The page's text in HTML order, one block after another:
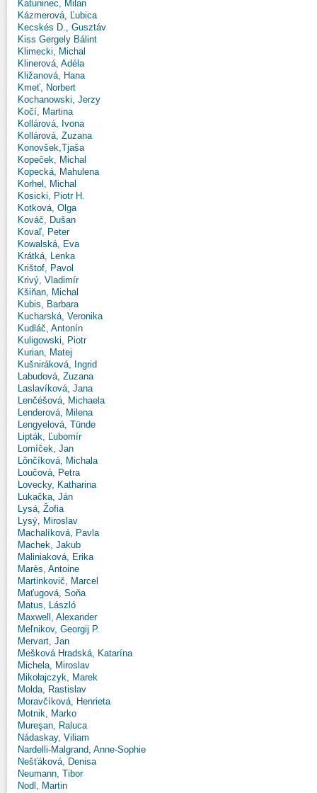
Katuninec, Milan
Kázmerová, Ľubica
Kecskés D., Gusztáv
Kiss Gergely Bálint
Klimecki, Michal
Klinerová, Adéla
Kližanová, Hana
Kmeť, Norbert
Kochanowski, Jerzy
Kočí, Martina
Kollárová, Ivona
Kollárová, Zuzana
Konovšek,Tjaša
Kopeček, Michal
Kopecká, Mahulena
Korhel, Michal
Kosicki, Piotr H.
Kotková, Olga
Kováč, Dušan
Kovaľ, Peter
Kowalská, Eva
Krátká, Lenka
Krištof, Pavol
Krivý, Vladimír
Kšiňan, Michal
Kubis, Barbara
Kucharská, Veronika
Kudláč, Antonín
Kuligowski, Piotr
Kurian, Matej
Kušniráková, Ingrid
Labudová, Zuzana
Laslavíková, Jana
Lenčéšová, Michaela
Lenderová, Milena
Lengyelová, Tünde
Lipták, Ľubomír
Lomíček, Jan
Lônčíková, Michala
Loučová, Petra
Lovecky, Katharina
Lukačka, Ján
Lysá, Žofia
Lysý, Miroslav
Machalíková, Pavla
Machek, Jakub
Maliniaková, Erika
Marès, Antoine
Martinkovič, Marcel
Maťugová, Soňa
Matus, László
Maxwell, Alexander
Meľnikov, Georgij P.
Mervart, Jan
Mešková Hradská, Katarína
Michela, Miroslav
Mikołajczyk, Marek
Molda, Rastislav
Moravčíková, Henrieta
Motnik, Marko
Mureşan, Raluca
Nádaskay, Viliam
Nardelli-Malgrand, Anne-Sophie
Nešťáková, Denisa
Neumann, Tibor
Nodl, Martin